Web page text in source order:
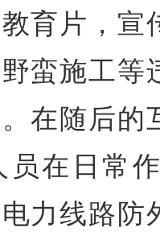
育片，
蛮施工等
在随后的
员在日常
力线路防